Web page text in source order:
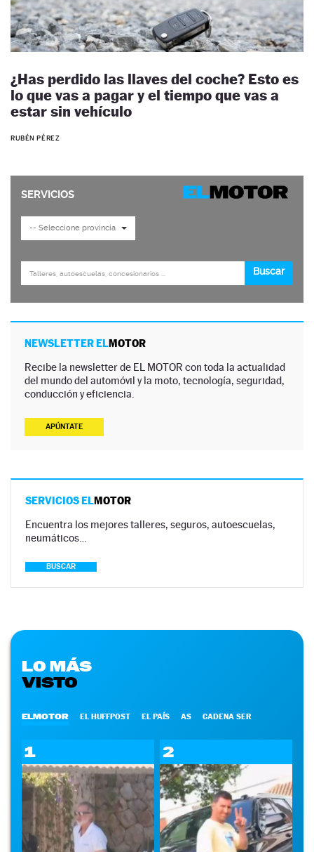
¿Has perdido las llaves del coche? Esto es
lo que vas a pagar y el tiempo que vas a
estar sin vehículo
RUBÉN PÉREZ
NEWSLETTER ELMOTOR
Recibe la newsletter de EL MOTOR con toda la actualidad
del mundo del automóvil y la moto, tecnología, seguridad,
conducción y eficiencia.
APÚNTATE
SERVICIOS ELMOTOR
Encuentra los mejores talleres, seguros, autoescuelas,
neumáticos…
BUSCAR
LO MÁS
VISTO
ELMOTOR EL HUFFPOST EL PAÍS AS CADENA SER
1 2